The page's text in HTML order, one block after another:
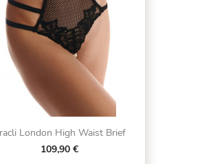
London High Waist Brief
109,90 €